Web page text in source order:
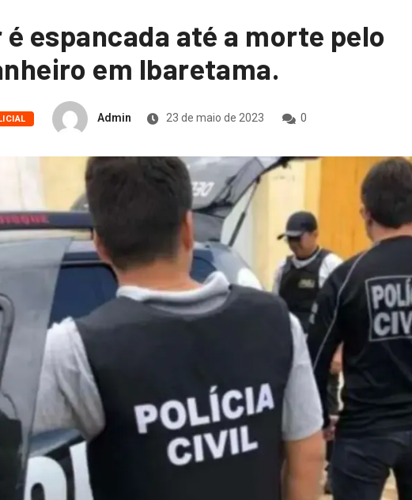
é espancada até a morte pelo
em Ibaretama.
Admin 23 de maio de 2023 0